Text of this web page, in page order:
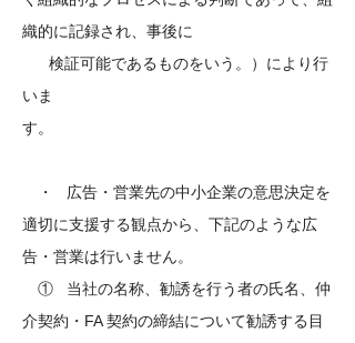
織的に記録され、事後に
検証可能であるものをいう。）により行
いま
す。
・ 広告・営業先の中小企業の意思決定を
適切に支援する観点から、下記のような広
告・営業は行いません。
① 当社の名称、勧誘を行う者の氏名、仲
介契約・FA 契約の締結について勧誘する目